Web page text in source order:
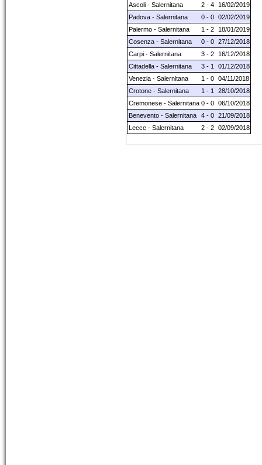
Ascoli - Salernitana
2 - 4
16/02/2019
Padova - Salernitana
0 - 0 02/02/2019
Palermo - Salernitana
1 - 2
18/01/2019
Cosenza - Salernitana
0 - 0 27/12/2018
Carpi - Salernitana
3 - 2
16/12/2018
Cittadella - Salernitana
3 - 1
01/12/2018
Venezia - Salernitana
1 - 0 04/11/2018
Crotone - Salernitana
1 - 1
28/10/2018
Cremonese - Salernitana 0 - 0 06/10/2018
Benevento - Salernitana
4 - 0 21/09/2018
Lecce - Salernitana
2 - 2 02/09/2018